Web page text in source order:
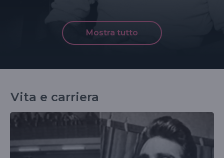
Mostra tutto
Vita e carriera